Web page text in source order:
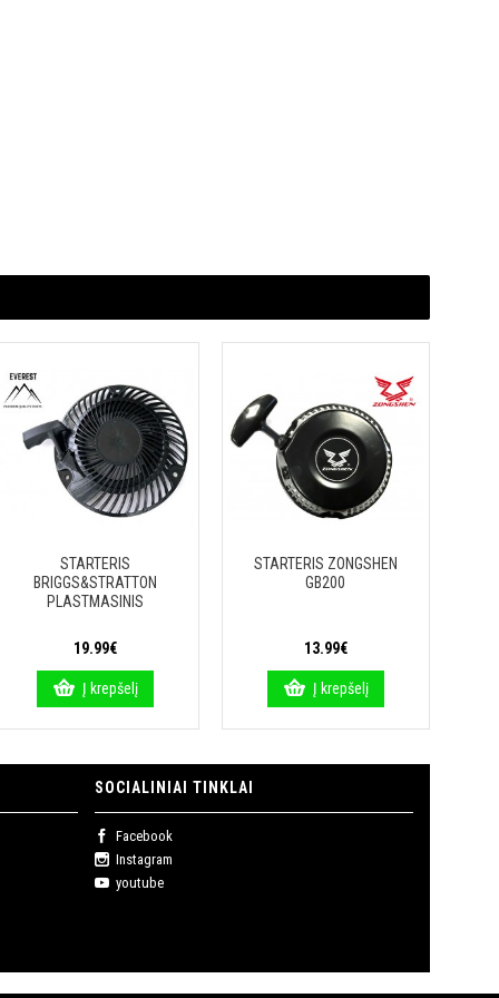
STARTERIS
BRIGGS&STRATTON
PLASTMASINIS
19.99€
Į krepšelį
STARTERIS ZONGSHEN
GB200
13.99€
Į krepšelį
SOCIALINIAI TINKLAI
Facebook
Instagram
youtube